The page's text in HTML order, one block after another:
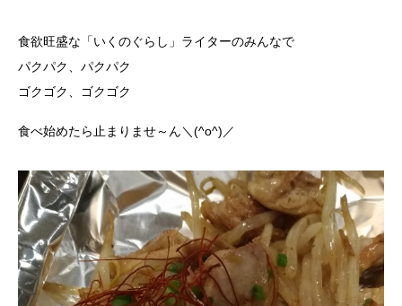
食欲旺盛な「いくのぐらし」ライターのみんなで
パクパク、パクパク
ゴクゴク、ゴクゴク
食べ始めたら止まりませ～ん＼(^o^)／